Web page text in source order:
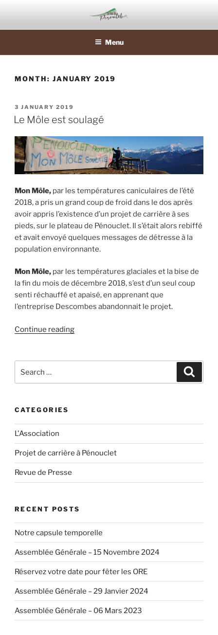
content
Menu
MONTH: JANUARY 2019
POSTED
ON
3 JANUARY 2019
Le Môle est soulagé
Mon Môle, par les températures caniculaires de l’été
2018, a pris un grand coup de froid dans le dos après
avoir appris l’existence d’un projet de carrière à ses
pieds, sur le plateau de Pénouclet. Il s’était alors rebiffé
et avait envoyé quelques messages de détresse à la
population environnante.
Mon Môle, par les températures glaciales et la bise de
la fin du mois de décembre 2018, s’est d’un seul coup
senti réchauffé et apaisé, en apprenant que
l’entreprise Descombes abandonnait le projet.
Continue reading“Le
soulagé”
for:
CATEGORIES
L'Association
Projet de carrière à Pénouclet
Revue de Presse
RECENT POSTS
Notre capsule temporelle
Assemblée Générale – 15 Novembre 2024
Réservez votre date pour fêter les ORE
Assemblée Générale – 29 Janvier 2024
Assemblée Générale – 06 Mars 2023